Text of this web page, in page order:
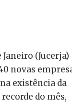
(Jucerja)
novas
existência da
do mês,